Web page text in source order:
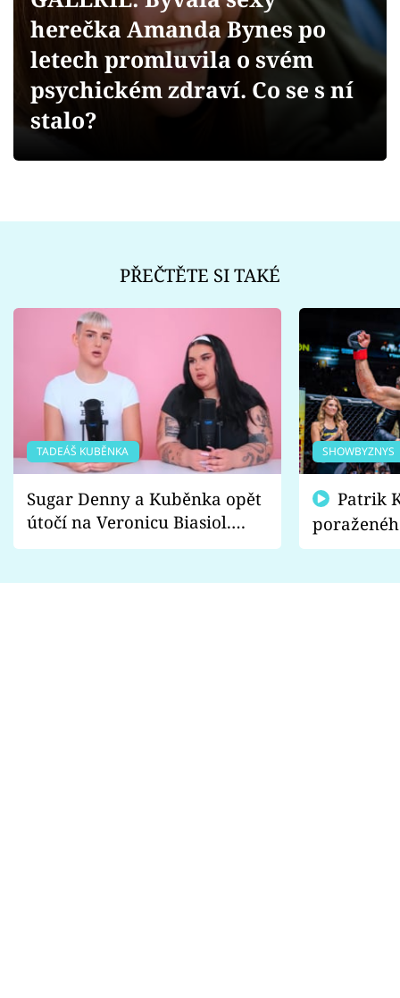
Videa
Sledujte prima+
herečka Amanda Bynes po
letech promluvila o svém
psychickém zdraví. Co se s ní
stalo?
PŘEČTĚTE SI TAKÉ
TADEÁŠ KUBĚNKA
Sugar Denny a Kuběnka opět
útočí na Veronicu Biasiol.
Proč je podle nich falešná a
SHOWBYZNYS
fanoušci